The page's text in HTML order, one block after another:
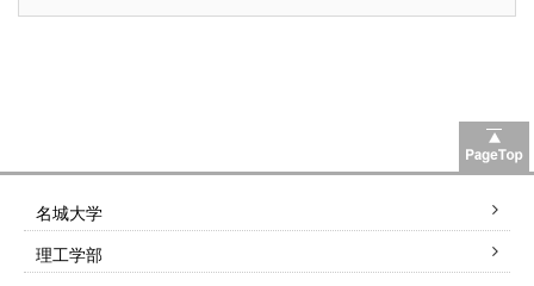
名城大学
理工学部